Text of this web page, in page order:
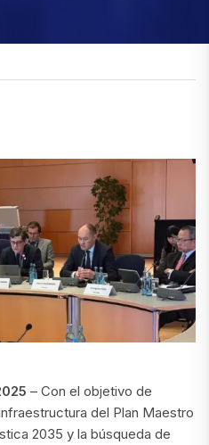
– Con el objetivo de
del Plan Maestro
2035 y la búsqueda de